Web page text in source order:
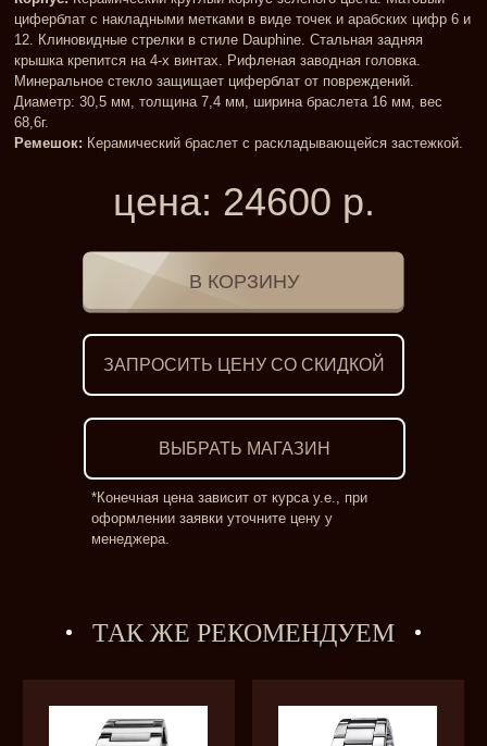
циферблат с накладными метками в виде точек и арабских цифр 6 и
12. Клиновидные стрелки в стиле Dauphine. Стальная задняя
крышка крепится на 4-х винтах. Рифленая заводная головка.
Минеральное стекло защищает циферблат от повреждений.
Диаметр: 30,5 мм, толщина 7,4 мм, ширина браслета 16 мм, вес
68,6г.
Ремешок: Керамический браслет с раскладывающейся застежкой.
цена: 24600 р.
ЗАПРОСИТЬ ЦЕНУ СО СКИДКОЙ
ВЫБРАТЬ МАГАЗИН
*Конечная цена зависит от курса у.е., при
оформлении заявки уточните цену у
менеджера.
ТАК ЖЕ РЕКОМЕНДУЕМ